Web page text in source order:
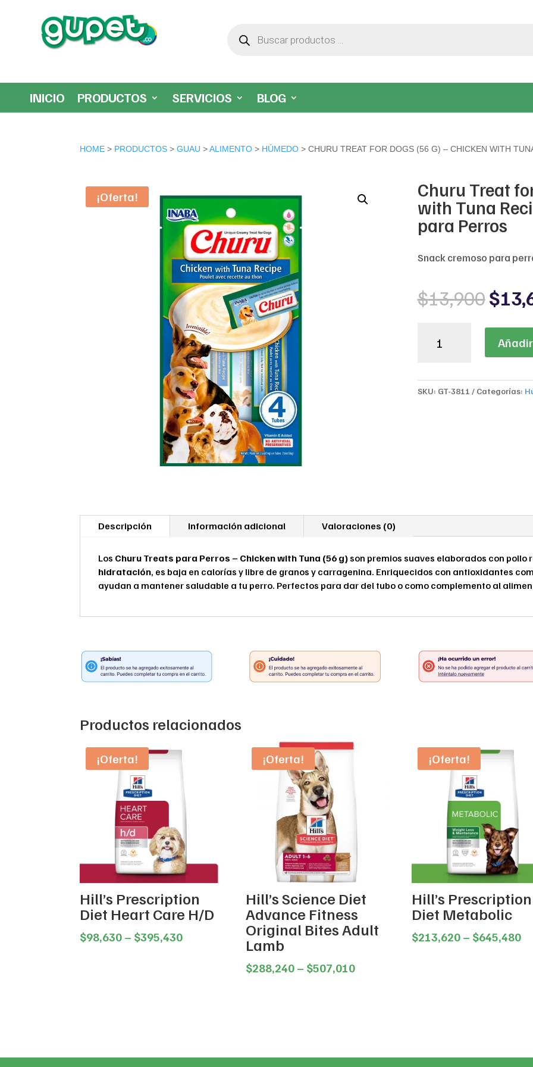
productos
INICIO PRODUCTOS SERVICIOS BLOG
HOME > PRODUCTOS >GUAU >ALIMENTO > HÚMEDO > CHURU TREAT FOR DOGS (56 G) – CHICKEN WITH
¡Oferta! Churu Treat
with Tuna
para Perros
Snack cremoso para
$13,900
price
was:
$
Treat
(56
g)
Perros
SKU: GT-3811 Categorías:
Descripción Información adicional Valoraciones (0)
Los Churu Treats para Perros – Chicken with Tuna (56 g)son premios suaves elaborados con pollo
hidratación, es baja en calorías y libre de granos y carragenina. Enriquecidos con antioxidantes
ayudan a mantener saludable a tu perro. Perfectos para dar del tubo o como complemento al
Productos relacionados
¡Oferta!
Hill’s Prescription
Diet Heart Care H/D
$98,630 – $395,430Price
¡Oferta!
Hill’s Science Diet
Advance Fitness
Original Bites Adult
Lamb
$288,240 – $507,010Price
¡Oferta!
Hill’s Prescription
Diet Metabolic
$213,620 – $645,480